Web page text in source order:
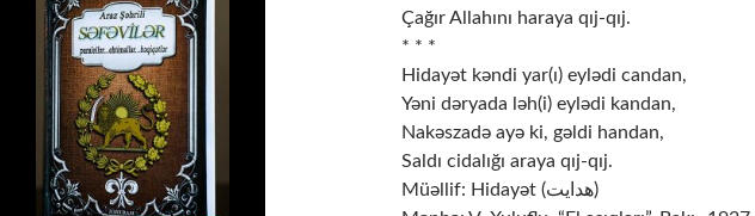
Çağır Allahını haraya qıj-qıj.
* * *
Hidayət kəndi yar(ı) eylədi candan,
Yəni dəryada ləh(i) eylədi kandan,
Nakəszadə ayə ki, gəldi handan,
Saldı cidalığı araya qıj-qıj.
Müəllif: Hidayət (هدایت)